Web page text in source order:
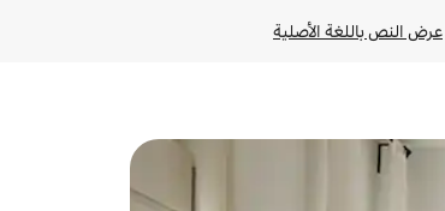
عرض النص باللغة الأصلية